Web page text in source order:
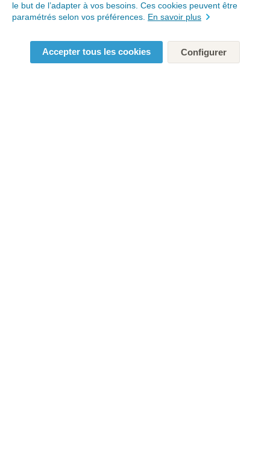
le but de l’adapter à vos besoins. Ces cookies peuvent être
paramétrés selon vos préférences. En savoir plus
Accepter tous les cookies Configurer